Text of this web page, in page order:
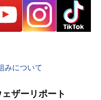
みについて
ザーリポート